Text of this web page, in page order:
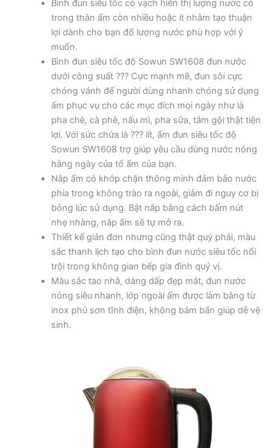
Bình đun siêu tốc có vạch hiển thị lượng nước có
trong thân ấm còn nhiều hoặc ít nhằm tạo thuận
lợi dành cho bạn đổ lượng nước phù hợp với ý
muốn.
Bình đun siêu tốc độ Sowun SW1608 đun nước
dưới công suất ??? Cực mạnh mẽ, đun sôi cực
chóng vánh để người dùng nhanh chóng sử dụng
ấm phục vụ cho các mục đích mọi ngày như là
pha chè, cà phê, nấu mì, pha sữa, tắm gội thật tiện
lợi. Với sức chứa là ??? lít, ấm đun siêu tốc độ
Sowun SW1608 trợ giúp yêu cầu dùng nước nóng
hằng ngày của tổ ấm của bạn.
Nắp ấm có khớp chặn thông minh đảm bảo nước
phía trong không trào ra ngoài, giảm đi nguy cơ bị
bỏng lúc sử dụng. Bật nắp bằng cách bấm nút
nhẹ nhàng, nắp ấm sẽ tự mở ra.
Thiết kế giản đơn nhưng cũng thật quý phái, màu
sắc thanh lịch tạo cho bình đun nước siêu tốc nổi
trội trong không gian bếp gia đình quý vị.
Màu sắc tao nhã, dáng dấp đẹp mắt, đun nước
nóng siêu nhanh, lớp ngoài ấm được làm bằng từ
inox phủ sơn tĩnh điện, không bám bẩn giúp dễ vệ
sinh.